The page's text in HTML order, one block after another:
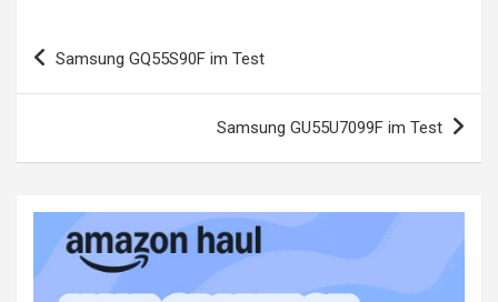
Beitragsnavigation
Samsung GQ55S90F im Test
Samsung GU55U7099F im Test